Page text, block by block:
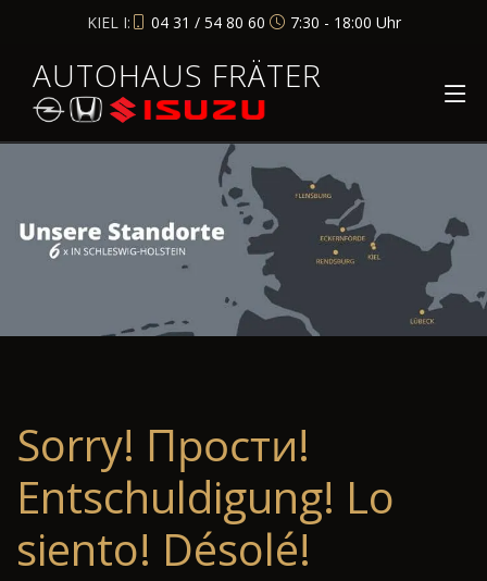
KIEL I: 04 31 / 54 80 60 7:30 - 18:00 Uhr
AUTOHAUS FRÄTER
Sorry! Прости!
Entschuldigung! Lo
siento! Désolé!